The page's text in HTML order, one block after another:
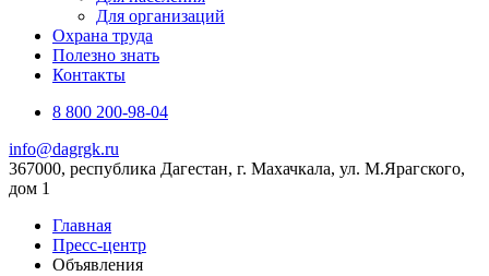
Для организаций
Охрана труда
Полезно знать
Контакты
8 800 200-98-04
info@dagrgk.ru
367000, республика Дагестан, г. Махачкала, ул. М.Ярагского,
дом 1
Главная
Пресс-центр
Объявления